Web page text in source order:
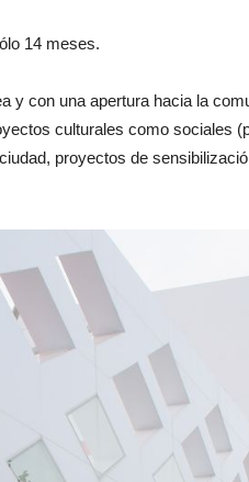
14 meses.
con una apertura hacia la
culturales como sociales
proyectos de